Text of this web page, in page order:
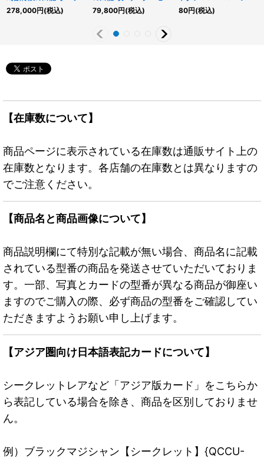
リズマティックシークレ
ット】{LOCR-JP001}
278,000円(税込)
チュリーシークレット】
{NYC1-JP001}《モンス
79,800円(税込)
《罠》
80円(税込)
【在庫数について】
商品ページに表示されている在庫数は通販サイト上の
在庫数となります。各店舗の在庫数とは異なりますの
でご注意ください。
【商品名と商品画像について】
商品説明欄にて特別な記載が無い場合、商品名に記載
されている型番の商品を発送させていただいておりま
す。一部、写真とカードの型番が異なる商品が御座い
ますのでご購入の際、必ず商品の型番をご確認してい
ただきますようお願い申し上げます。
【アジア圏向け日本語表記カードについて】
シークレットレアなど「アジア版カード」をこちらか
ら表記している場合を除き、商品を区別しておりませ
ん。
例）ブラックマジシャン【シークレット】{QCCU-